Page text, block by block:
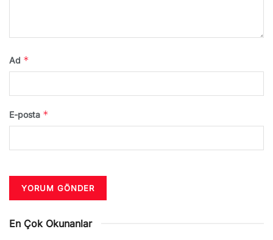
Ad *
E-posta *
En Çok Okunanlar